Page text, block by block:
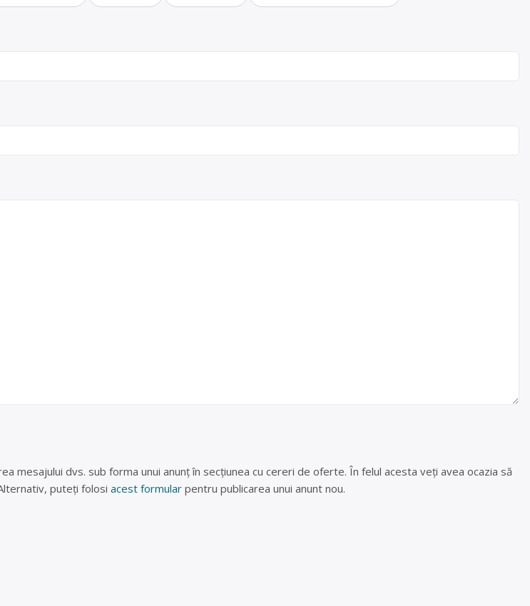
mesajului dvs. sub forma unui anunț în secțiunea cu cereri de oferte. În felul acesta veți avea ocazia să
puteți folosi acest formular pentru publicarea unui anunt nou.